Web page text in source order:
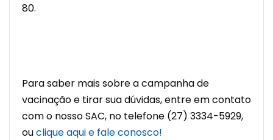
80.
Para saber mais sobre a campanha de
vacinação e tirar sua dúvidas, entre em contato
com o nosso SAC, no telefone (27) 3334-5929,
ouclique aqui e fale conosco!